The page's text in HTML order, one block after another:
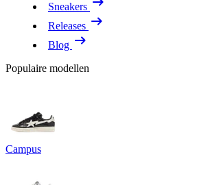
Sneakers
Releases
Blog
Populaire modellen
Campus